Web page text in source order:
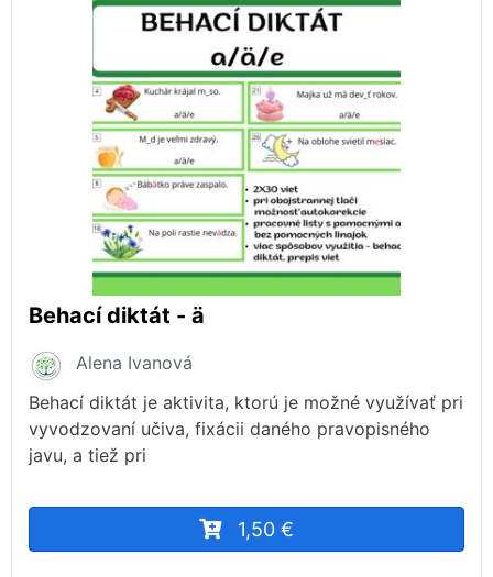
Behací diktát - ä
Alena Ivanová
Behací diktát je aktivita, ktorú je možné využívať pri
vyvodzovaní učiva, fixácii daného pravopisného
javu, a tiež pri
1,50 €